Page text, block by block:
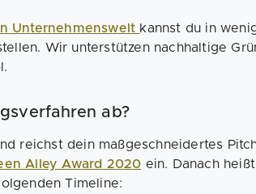
Unternehmenswelt kannst du in
Wir unterstützen nachhaltige
ab?
reichst dein maßgeschneidertes
Alley Award 2020 ein. Danach
Timeline: